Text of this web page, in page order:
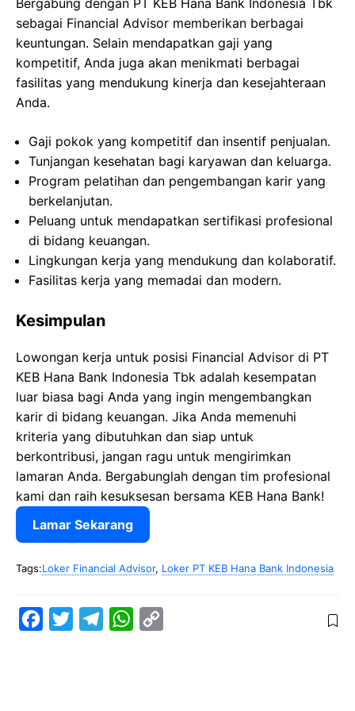
Bergabung dengan PT KEB Hana Bank Indonesia Tbk
sebagai Financial Advisor memberikan berbagai
keuntungan. Selain mendapatkan gaji yang
kompetitif, Anda juga akan menikmati berbagai
fasilitas yang mendukung kinerja dan kesejahteraan
Anda.
Gaji pokok yang kompetitif dan insentif penjualan.
Tunjangan kesehatan bagi karyawan dan keluarga.
Program pelatihan dan pengembangan karir yang
berkelanjutan.
Peluang untuk mendapatkan sertifikasi profesional
di bidang keuangan.
Lingkungan kerja yang mendukung dan kolaboratif.
Fasilitas kerja yang memadai dan modern.
Kesimpulan
Lowongan kerja untuk posisi Financial Advisor di PT
KEB Hana Bank Indonesia Tbk adalah kesempatan
luar biasa bagi Anda yang ingin mengembangkan
karir di bidang keuangan. Jika Anda memenuhi
kriteria yang dibutuhkan dan siap untuk
berkontribusi, jangan ragu untuk mengirimkan
lamaran Anda. Bergabunglah dengan tim profesional
kami dan raih kesuksesan bersama KEB Hana Bank!
Lamar Sekarang
Tags:Loker Financial Advisor, Loker PT KEB Hana Bank Indonesia
W